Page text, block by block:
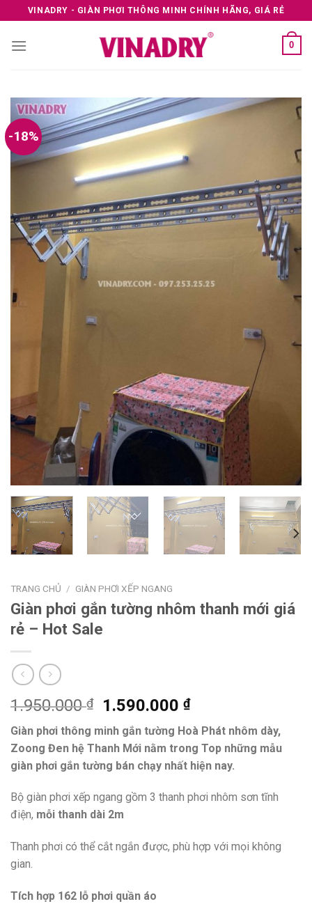
to
content
VINADRY - GIÀN PHƠI THÔNG MINH CHÍNH HÃNG, GIÁ RẺ
0
-18%
TRANG CHỦ / GIÀN PHƠI XẾP NGANG
Giàn phơi gắn tường nhôm thanh mới giá
rẻ – Hot Sale
1.950.000₫ 1.590.000₫
Giàn phơi thông minh gắn tường Hoà Phát nhôm dày,
Zoong Đen hệ Thanh Mới nằm trong Top những mẫu
giàn phơi gắn tường bán chạy nhất hiện nay.
Bộ giàn phơi xếp ngang gồm 3 thanh phơi nhôm sơn tĩnh
điện, mỗi thanh dài 2m
Thanh phơi có thể cắt ngắn được, phù hợp với mọi không
gian.
Tích hợp 162 lỗ phơi quần áo